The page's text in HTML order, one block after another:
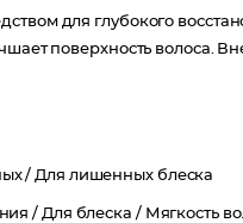
для глубокого
поверхность волоса.
/Для лишенных блеска
/ Для блеска / Мягкость